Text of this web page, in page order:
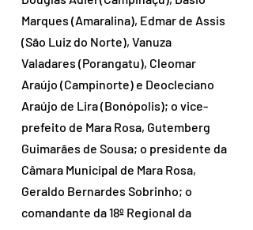
Marques (Amaralina), Edmar de Assis
(São Luiz do Norte), Vanuza
Valadares (Porangatu), Cleomar
Araújo (Campinorte) e Deocleciano
Araújo de Lira (Bonópolis); o vice-
prefeito de Mara Rosa, Gutemberg
Guimarães de Sousa; o presidente da
Câmara Municipal de Mara Rosa,
Geraldo Bernardes Sobrinho; o
comandante da 18º Regional da